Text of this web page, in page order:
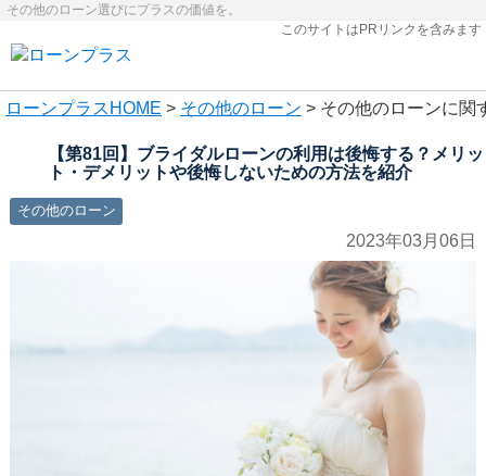
その他のローン選びにプラスの価値を。
このサイトはPRリンクを含みます
ローンプラス HOME > その他のローン > その他のローンに関
【第81回】ブライダルローンの利用は後悔する？メリッ
ト・デメリットや後悔しないための方法を紹介
その他のローン
2023年03月06日